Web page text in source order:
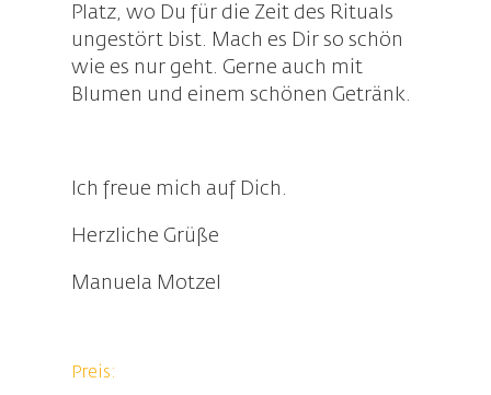
Platz, wo Du für die Zeit des Rituals
ungestört bist. Mach es Dir so schön
wie es nur geht. Gerne auch mit
Blumen und einem schönen Getränk.
Ich freue mich auf Dich.
Herzliche Grüße
Manuela Motzel
Preis: